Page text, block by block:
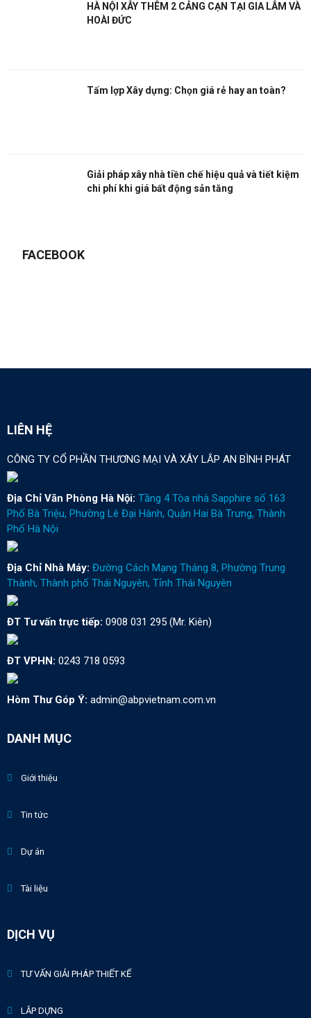
HÀ NỘI XÂY THÊM 2 CẢNG CẠN TẠI GIA LÂM VÀ
HOÀI ĐỨC
Tấm lợp Xây dựng: Chọn giá rẻ hay an toàn?
Giải pháp xây nhà tiền chế hiệu quả và tiết kiệm
chi phí khi giá bất động sản tăng
FACEBOOK
LIÊN HỆ
CÔNG TY CỔ PHẦN THƯƠNG MẠI VÀ XÂY LẮP AN BÌNH PHÁT
Địa Chỉ Văn Phòng Hà Nội: Tầng 4 Tòa nhà Sapphire số 163
Phố Bà Triệu, Phường Lê Đại Hành, Quận Hai Bà Trưng, Thành
Phố Hà Nội
Địa Chỉ Nhà Máy: Đường Cách Mạng Tháng 8, Phường Trung
Thành, Thành phố Thái Nguyên, Tỉnh Thái Nguyên
ĐT Tư vấn trực tiếp: 0908 031 295 (Mr. Kiên)
ĐT VPHN: 0243 718 0593
Hòm Thư Góp Ý: admin@abpvietnam.com.vn
DANH MỤC
Giới thiệu
Tin tức
Dự án
Tài liệu
DỊCH VỤ
TƯ VẤN GIẢI PHÁP THIẾT KẾ
LẮP DỰNG